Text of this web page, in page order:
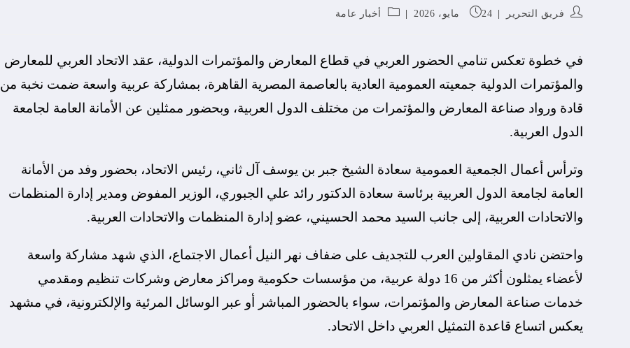
فريق التحرير 24 مايو، 2026 أخبار عامة
في خطوة تعكس تنامي الحضور العربي في قطاع المعارض والمؤتمرات الدولية، عقد الاتحاد العربي للمعارض
والمؤتمرات الدولية جمعيته العمومية العادية بالعاصمة المصرية القاهرة، بمشاركة عربية واسعة ضمت نخبة من
قادة ورواد صناعة المعارض والمؤتمرات من مختلف الدول العربية، وبحضور ممثلين عن الأمانة العامة لجامعة
الدول العربية.
وترأس أعمال الجمعية العمومية سعادة الشيخ جبر بن يوسف آل ثاني، رئيس الاتحاد، بحضور وفد من الأمانة
العامة لجامعة الدول العربية برئاسة سعادة الدكتور رائد علي الجبوري، الوزير المفوض ومدير إدارة المنظمات
والاتحادات العربية، إلى جانب السيد محمد الحسيني، عضو إدارة المنظمات والاتحادات العربية.
واحتضن نادي المقاولين العرب للتجديف على ضفاف نهر النيل أعمال الاجتماع، الذي شهد مشاركة واسعة
لأعضاء يمثلون أكثر من 16 دولة عربية، من مؤسسات حكومية ومراكز معارض وشركات تنظيم ومقدمي
خدمات صناعة المعارض والمؤتمرات، سواء بالحضور المباشر أو عبر الوسائل المرئية والإلكترونية، في مشهد
يعكس اتساع قاعدة التمثيل العربي داخل الاتحاد.